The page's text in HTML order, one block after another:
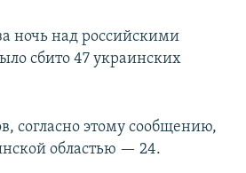
ночь над российскими
сбито 47 украинских
согласно этому сообщению,
областью — 24.